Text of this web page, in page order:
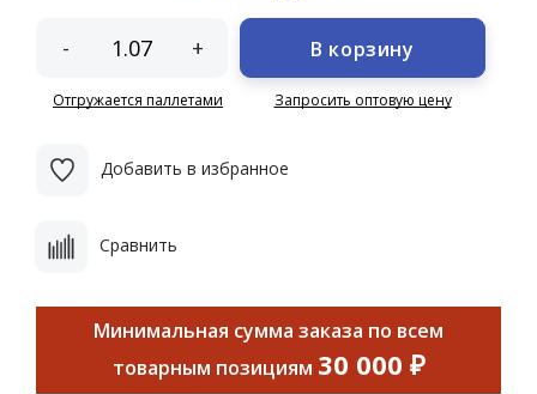
- +
Отгружается паллетами
В корзину
Запросить оптовую цену
Добавить в избранное
Сравнить
Минимальная сумма заказа по всем
товарным позициям 30 000 ₽